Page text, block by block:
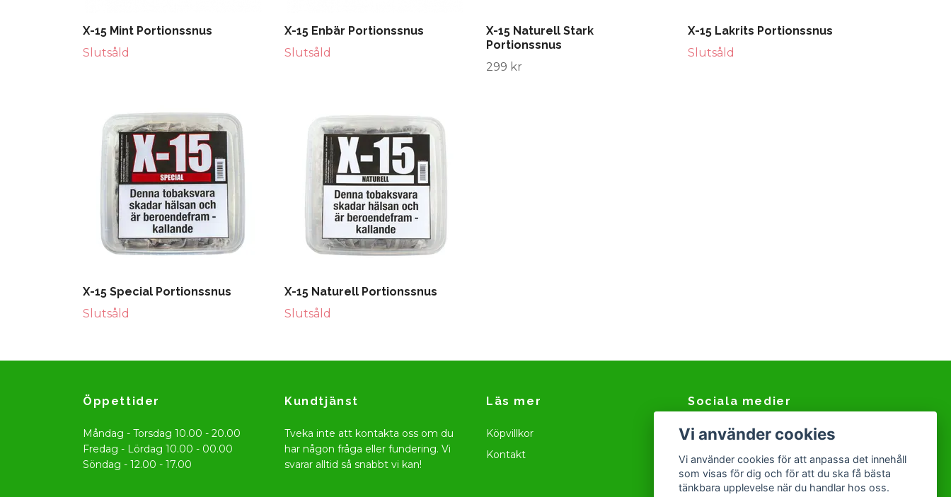
X-15 Mint Portionssnus
Slutsåld
X-15 Enbär Portionssnus
Slutsåld
X-15 Naturell Stark
Portionssnus
299 kr
X-15 Lakrits Portionssnus
Slutsåld
X-15 Special Portionssnus
Slutsåld
X-15 Naturell Portionssnus
Slutsåld
Öppettider
Måndag - Torsdag 10.00 - 20.00
Fredag - Lördag 10.00 - 00.00
Söndag - 12.00 - 17.00
Kundtjänst
Tveka inte att kontakta oss om du
har någon fråga eller fundering. Vi
svarar alltid så snabbt vi kan!
Läs mer
Köpvillkor
Kontakt
Sociala medier
Facebook
Instagram
Snapchat
Vi använder cookies
Vi använder cookies för att anpassa det innehåll
som visas för dig och för att du ska få bästa
tänkbara upplevelse när du handlar hos oss.